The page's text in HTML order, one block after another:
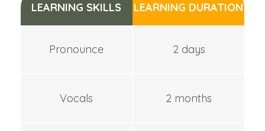
LEARNING SKILLS
Pronounce
Vocals
LEARNING DURATION
2 days
2 months